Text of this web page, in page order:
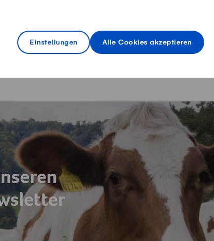
Einstellungen Alle Cookies akzeptieren
Rückgabe